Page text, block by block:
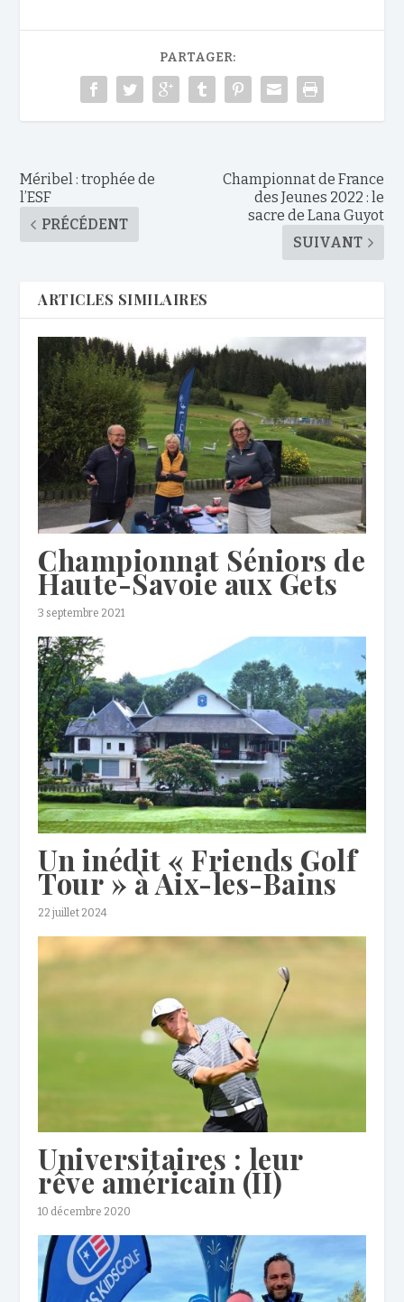
PARTAGER:
Méribel : trophée de
l’ESF
PRÉCÉDENT
Championnat de France
des Jeunes 2022 : le
sacre de Lana Guyot
SUIVANT
ARTICLES SIMILAIRES
Championnat Séniors de
Haute-Savoie aux Gets
3 septembre 2021
Un inédit « Friends Golf
Tour » à Aix-les-Bains
22 juillet 2024
Universitaires : leur
rêve américain (II)
10 décembre 2020